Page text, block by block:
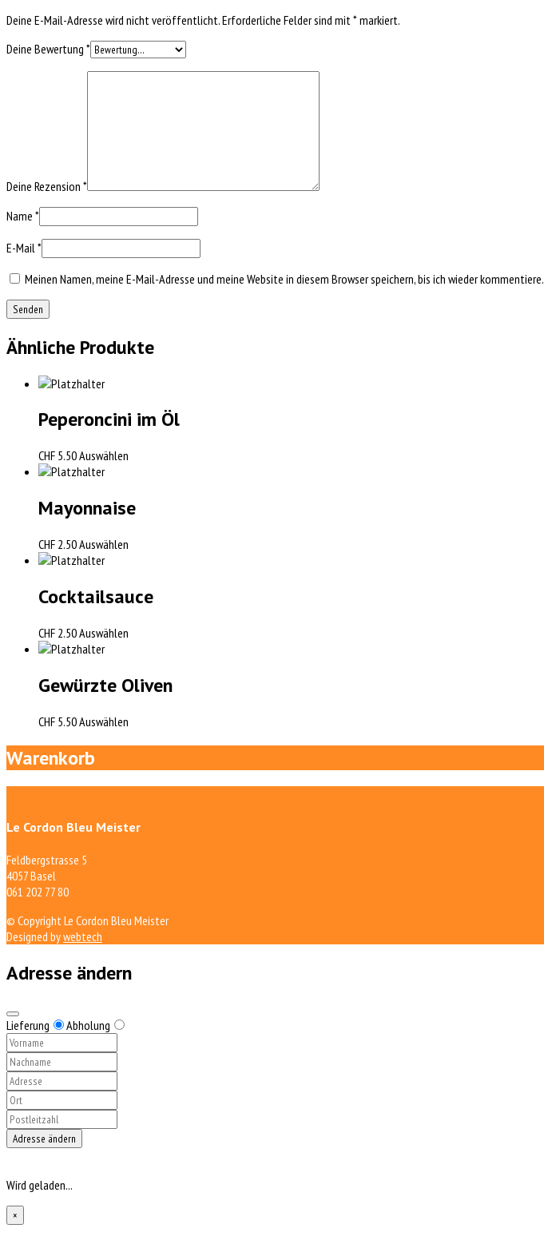
Deine E-Mail-Adresse wird nicht veröffentlicht.Erforderliche Felder sind mit *markiert.
Deine Bewertung *
Deine Rezension *
Name *
E-Mail *
Meinen Namen, meine E-Mail-Adresse und meine Website in diesem Browser speichern, bis ich wieder kommentiere.
Ähnliche Produkte
Peperoncini im Öl
CHF 5.50Auswählen
Mayonnaise
CHF 2.50Auswählen
Cocktailsauce
CHF 2.50Auswählen
Gewürzte Oliven
CHF 5.50Auswählen
Warenkorb
Le Cordon Bleu Meister
Feldbergstrasse 5
4057 Basel
061 202 77 80
© Copyright Le Cordon Bleu Meister
Designed bywebtech
Adresse ändern
Lieferung Abholung
Adresse ändern
Wird geladen...
×